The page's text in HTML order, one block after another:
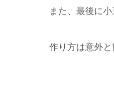
また、最後に
作り方は意外